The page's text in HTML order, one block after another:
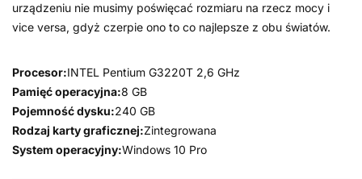
urządzeniu nie musimy poświęcać rozmiaru na rzecz mocy i
vice versa, gdyż czerpie ono to co najlepsze z obu światów.
Procesor:INTEL Pentium G3220T 2,6 GHz
Pamięć operacyjna:8 GB
Pojemność dysku:240 GB
Rodzaj karty graficznej:Zintegrowana
System operacyjny:Windows 10 Pro